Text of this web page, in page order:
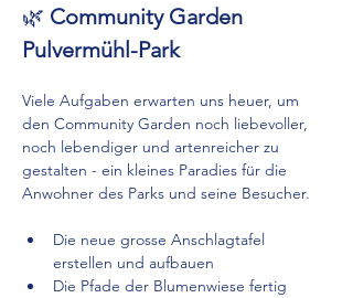
🌿 Community Garden
Pulvermühl-Park
Viele Aufgaben erwarten uns heuer, um
den Community Garden noch liebevoller,
noch lebendiger und artenreicher zu
gestalten - ein kleines Paradies für die
Anwohner des Parks und seine Besucher.
Die neue grosse Anschlagtafel
erstellen und aufbauen
Die Pfade der Blumenwiese fertig